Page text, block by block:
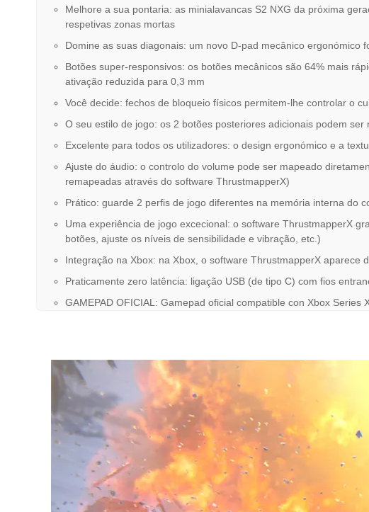
Melhore a sua pontaria: as minialavancas S2 NXG da próxima
respetivas zonas mortas
Domine as suas diagonais: um novo D-pad mecânico ergonómico
Botões super-responsivos: os botões mecânicos são 64% mais
ativação reduzida para 0,3 mm
Você decide: fechos de bloqueio físicos permitem-lhe controlar o
O seu estilo de jogo: os 2 botões posteriores adicionais podem
Excelente para todos os utilizadores: o design ergonómico e a
Ajuste do áudio: o controlo do volume pode ser mapeado
remapeadas através do software ThrustmapperX)
Prático: guarde 2 perfis de jogo diferentes na memória interna do
Uma experiência de jogo excecional: o software ThrustmapperX
botões, ajuste os níveis de sensibilidade e vibração, etc.)
Integração na Xbox: na Xbox, o software ThrustmapperX
Praticamente zero latência: ligação USB (de tipo C) com fios
GAMEPAD OFICIAL: Gamepad oficial compatible con Xbox Series